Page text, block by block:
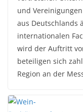
und
aus Deutschlands
internationalen
wird der Auftritt
beteiligen sich
Region an der